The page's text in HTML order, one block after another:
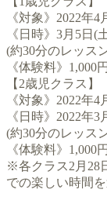
《対象》2022年
《日時》3月5日(
(約30分のレッス
《体験料》1,000円
【2歳児クラス】
《対象》2022年
《日時》2022年
(約30分のレッス
《体験料》1,000円
※各クラス2月28
での楽しい時間